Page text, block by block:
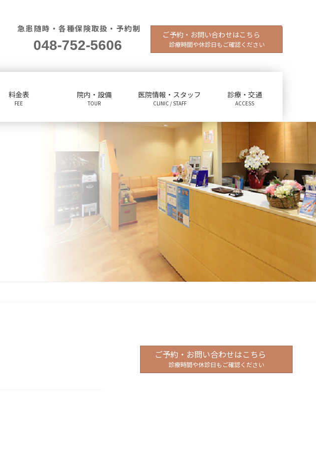
急患随時・各種保険取扱・予約制
048-752-5606
ご予約・お問い合わせはこちら
診療時間や休診日もご確認ください
料金表
FEE
院内・設備
TOUR
医院情報・スタッフ
CLINIC / STAFF
診療・交通
ACCESS
ご予約・お問い合わせはこちら
診療時間や休診日もご確認ください